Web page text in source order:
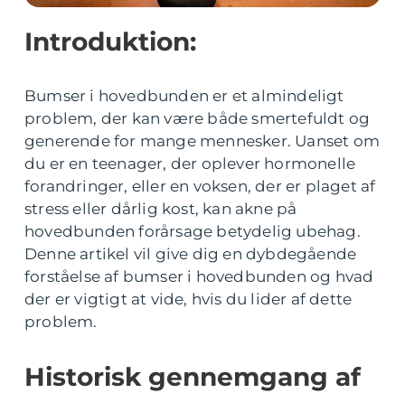
Introduktion:
Bumser i hovedbunden er et almindeligt
problem, der kan være både smertefuldt og
generende for mange mennesker. Uanset om
du er en teenager, der oplever hormonelle
forandringer, eller en voksen, der er plaget af
stress eller dårlig kost, kan akne på
hovedbunden forårsage betydelig ubehag.
Denne artikel vil give dig en dybdegående
forståelse af bumser i hovedbunden og hvad
der er vigtigt at vide, hvis du lider af dette
problem.
Historisk gennemgang af